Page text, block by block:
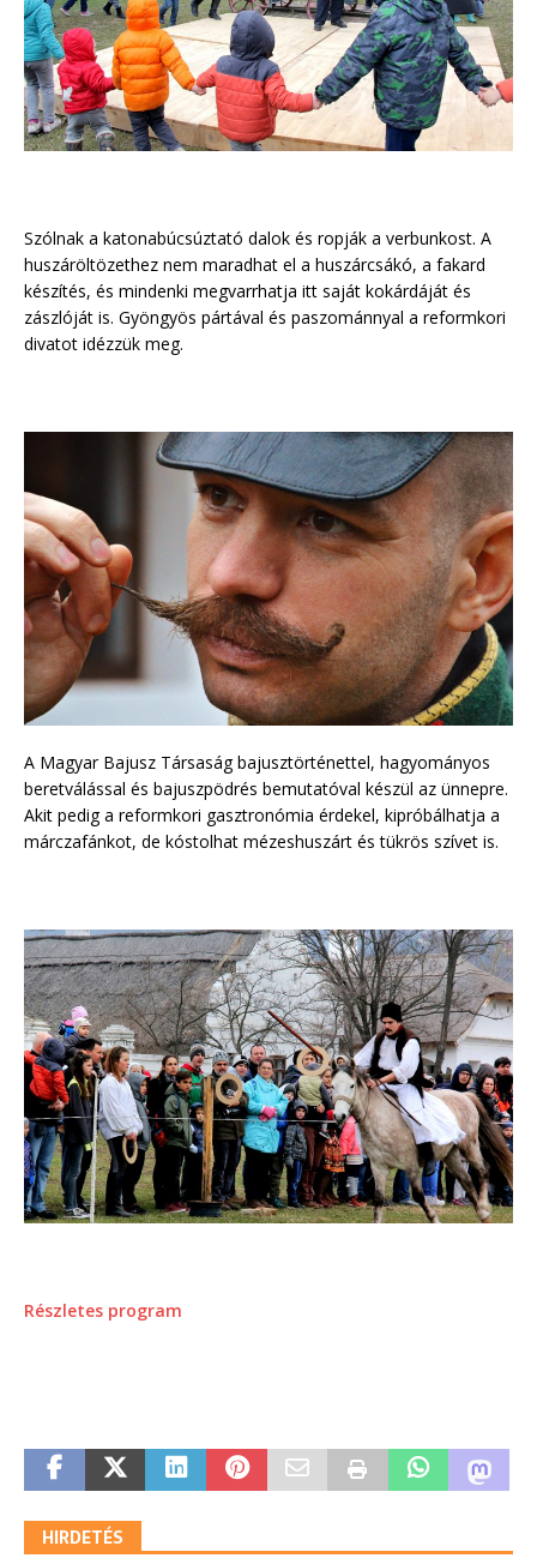
Szólnak a katonabúcsúztató dalok és ropják a verbunkost. A
huszáröltözethez nem maradhat el a huszárcsákó, a fakard
készítés, és mindenki megvarrhatja itt saját kokárdáját és
zászlóját is. Gyöngyös pártával és paszománnyal a reformkori
divatot idézzük meg.
A Magyar Bajusz Társaság bajusztörténettel, hagyományos
beretválással és bajuszpödrés bemutatóval készül az ünnepre.
Akit pedig a reformkori gasztronómia érdekel, kipróbálhatja a
márczafánkot, de kóstolhat mézeshuszárt és tükrös szívet is.
Részletes program
HIRDETÉS